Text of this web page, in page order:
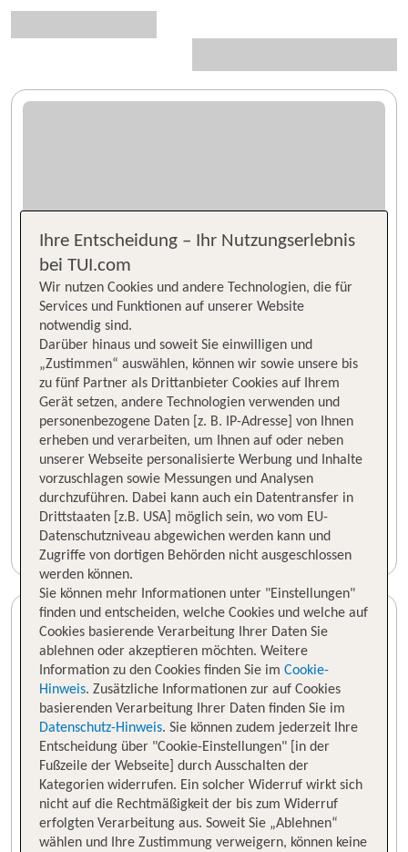
Ihre Entscheidung – Ihr Nutzungserlebnis
bei TUI.com
Wir nutzen Cookies und andere Technologien, die für
Services und Funktionen auf unserer Website
notwendig sind.
Darüber hinaus und soweit Sie einwilligen und
„Zustimmen“ auswählen, können wir sowie unsere bis
zu fünf Partner als Drittanbieter Cookies auf Ihrem
Gerät setzen, andere Technologien verwenden und
personenbezogene Daten [z. B. IP-Adresse] von Ihnen
erheben und verarbeiten, um Ihnen auf oder neben
unserer Webseite personalisierte Werbung und Inhalte
vorzuschlagen sowie Messungen und Analysen
durchzuführen. Dabei kann auch ein Datentransfer in
Drittstaaten [z.B. USA] möglich sein, wo vom EU-
Datenschutzniveau abgewichen werden kann und
Zugriffe von dortigen Behörden nicht ausgeschlossen
werden können.
Sie können mehr Informationen unter "Einstellungen"
finden und entscheiden, welche Cookies und welche auf
Cookies basierende Verarbeitung Ihrer Daten Sie
ablehnen oder akzeptieren möchten. Weitere
Information zu den Cookies finden Sie im Cookie-
Hinweis. Zusätzliche Informationen zur auf Cookies
basierenden Verarbeitung Ihrer Daten finden Sie im
Datenschutz-Hinweis. Sie können zudem jederzeit Ihre
Entscheidung über "Cookie-Einstellungen" [in der
Fußzeile der Webseite] durch Ausschalten der
Kategorien widerrufen. Ein solcher Widerruf wirkt sich
nicht auf die Rechtmäßigkeit der bis zum Widerruf
erfolgten Verarbeitung aus. Soweit Sie „Ablehnen“
wählen und Ihre Zustimmung verweigern, können keine